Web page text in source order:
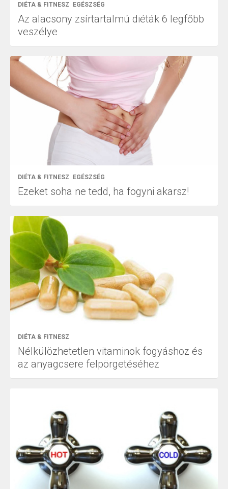
DIÉTA & FITNESZ EGÉSZSÉG
Az alacsony zsírtartalmú diéták 6 legfőbb
veszélye
DIÉTA & FITNESZ EGÉSZSÉG
Ezeket soha ne tedd, ha fogyni akarsz!
DIÉTA & FITNESZ
Nélkülözhetetlen vitaminok fogyáshoz és
az anyagcsere felpörgetéséhez